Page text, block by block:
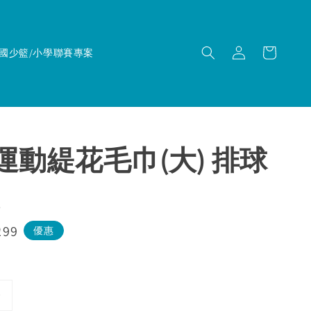
少籃/小學聯賽專案
動緹花毛巾(大) 排球
優惠